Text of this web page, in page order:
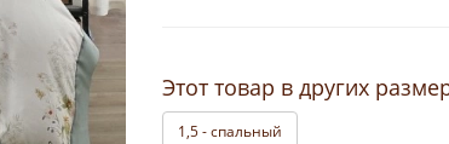
Этот товар в других
1,5 - спальный